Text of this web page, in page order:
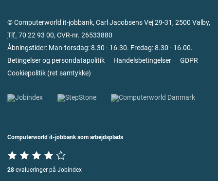
© Computerworld it-jobbank, Carl Jacobsens Vej 29-31, 2500 Valby,
Tlf. 70 22 93 00, CVR-nr. 26533880
Åbningstider: Man-torsdag: 8.30 - 16.30. Fredag: 8.30 - 16.00.
Betingelser og persondatapolitik
Handelsbetingelser
GDPR
Cookiepolitik (ret samtykke)
Computerworld it-jobbank som arbejdsplads
28 evalueringer på Jobindex